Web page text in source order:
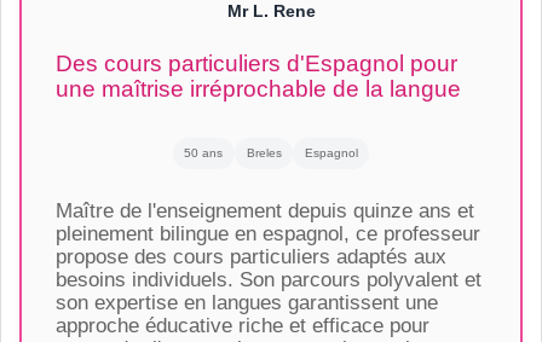
Mr L. Rene
Des cours particuliers d'Espagnol pour
une maîtrise irréprochable de la langue
50 ans Breles Espagnol
Maître de l'enseignement depuis quinze ans et
pleinement bilingue en espagnol, ce professeur
propose des cours particuliers adaptés aux
besoins individuels. Son parcours polyvalent et
son expertise en langues garantissent une
approche éducative riche et efficace pour